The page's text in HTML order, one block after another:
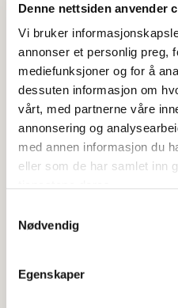
Denne nettsiden anvender
Vi bruker
annonser et personlig preg,
mediefunksjoner og for å
dessuten informasjon om
vårt, med partnerne våre
annonsering og
med annen informasjon du
eller som de har samlet inn
Nødvendig
Egenskaper
Tar BYENgavekortet
Tar digitalt
Besøksadresse
Strandkaien 37, 4005
Besøk nettside